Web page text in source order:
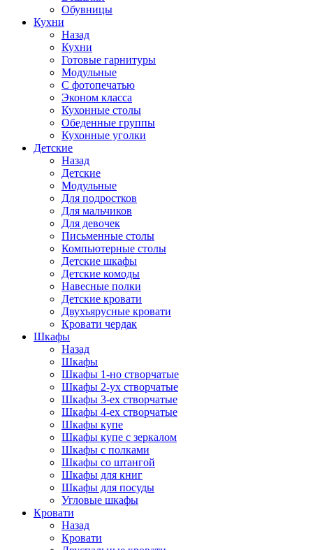
Обувницы
Кухни
Назад
Кухни
Готовые гарнитуры
Модульные
С фотопечатью
Эконом класса
Кухонные столы
Обеденные группы
Кухонные уголки
Детские
Назад
Детские
Модульные
Для подростков
Для мальчиков
Для девочек
Письменные столы
Компьютерные столы
Детские шкафы
Детские комоды
Навесные полки
Детские кровати
Двухъярусные кровати
Кровати чердак
Шкафы
Назад
Шкафы
Шкафы 1-но створчатые
Шкафы 2-ух створчатые
Шкафы 3-ех створчатые
Шкафы 4-ех створчатые
Шкафы купе
Шкафы купе с зеркалом
Шкафы с полками
Шкафы со штангой
Шкафы для книг
Шкафы для посуды
Угловые шкафы
Кровати
Назад
Кровати